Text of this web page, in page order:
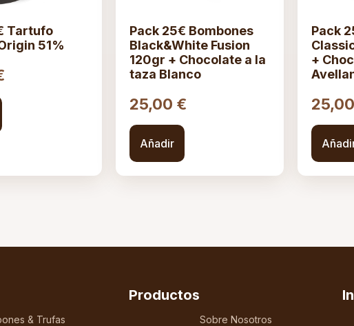
Tartufo
51%
Pack 25€ Bombones
Black&White Fusion
120gr + Chocolate a la
taza Blanco
25,00 €
Añadir
Pack
+
Productos
& Trufas
Sobre Nosotros